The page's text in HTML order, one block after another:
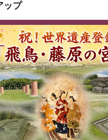
ップ